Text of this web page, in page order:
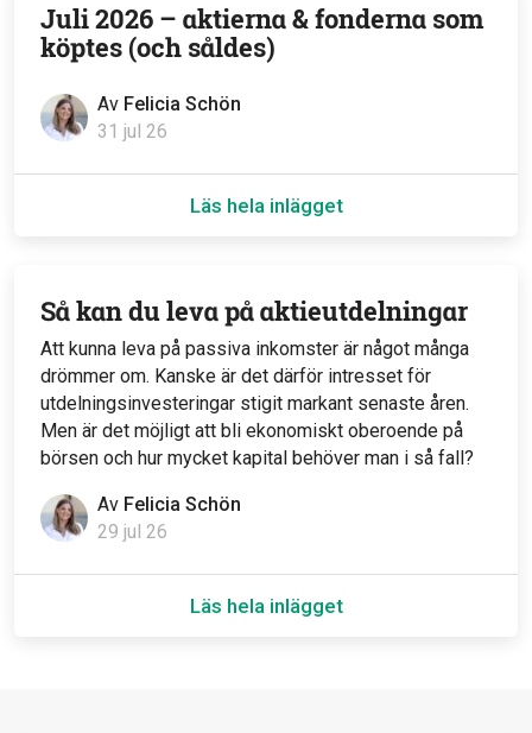
Av Felicia Schön
31 jul 26
Juli 2026 – aktierna & fonderna som
köptes (och såldes)
Läs hela inlägget
Av Felicia Schön
29 jul 26
Så kan du leva på aktieutdelningar
Att kunna leva på passiva inkomster är något många
drömmer om. Kanske är det därför intresset för
utdelningsinvesteringar stigit markant senaste åren.
Men är det möjligt att bli ekonomiskt oberoende på
börsen och hur mycket kapital behöver man i så fall?
Läs hela inlägget